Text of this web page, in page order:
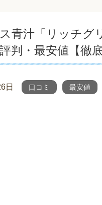
青汁「リッチグ
判・最安値【徹底
日 口コミ 最安値